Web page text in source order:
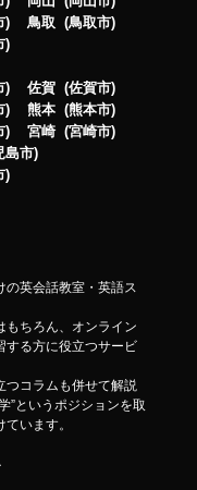
鳥取
鳥取市
佐賀
佐賀市
熊本
熊本市
宮崎
宮崎市
島市
英会話教室・英語ス
もちろん、オンライン
する方に役立つサービ
つコラムも併せて解説
”というポジションを取
います。